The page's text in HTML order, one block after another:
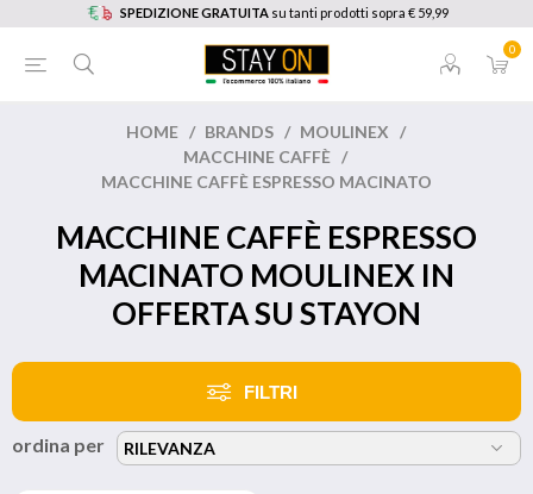
SPEDIZIONE GRATUITA su tanti prodotti sopra € 59,99
0
HOME / BRANDS / MOULINEX /
MACCHINE CAFFÈ /
MACCHINE CAFFÈ ESPRESSO MACINATO
MACCHINE CAFFÈ ESPRESSO
MACINATO MOULINEX IN
OFFERTA SU STAYON
FILTRI
ordina per